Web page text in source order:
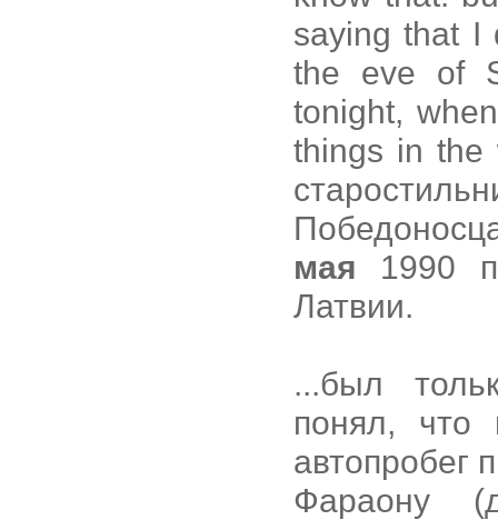
saying that I
the eve of
tonight,
things in the
мая 1990
Латвии.
...был
понял, что
автопробег
Фараону